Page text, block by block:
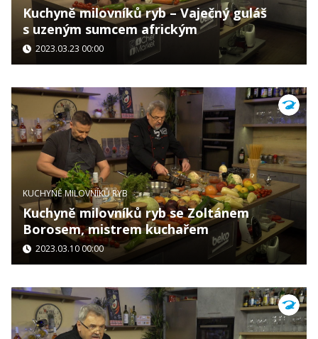
Kuchyně milovníků ryb – Vaječný guláš
s uzeným sumcem africkým
2023.03.23 00:00
KUCHYNĚ MILOVNÍKŮ RYB
Kuchyně milovníků ryb se Zoltánem
Borosem, mistrem kuchařem
2023.03.10 00:00